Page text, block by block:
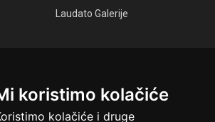
koristimo kolačiće
kolačiće i druge
Laudato Galerije
Udruga Ime dobrote
Riva 6, Rijeka